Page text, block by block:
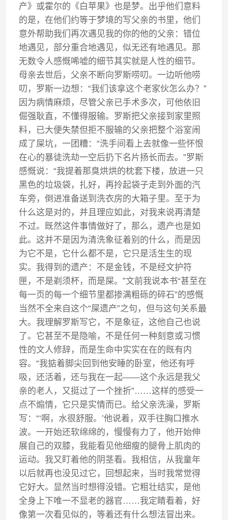
产》或霍尔的《白苹果》也是梦。出乎他们意料
的是，在他们约等于梦境的写父亲的书里，他们
意外帮助我们再次遇见我的你的他的父亲：错位
地遇见，部分重合地遇见，似无还有地遇见。那
无数令人感慨唏嘘的细节其实就是人性的细节。
母亲去世后，父亲不断向罗斯唠叨。一边听他唠
叨，罗斯一边想：“我们该拿这个老家伙怎么办？”
因为病情麻烦，尽管父亲已手术多次，可他依旧
倔强耿直，不懂得服输。罗斯把父亲接到家里照
料，已大便失禁但拒不服输的父亲把整个浴室闹
成了屎坑，一团糟：“洗手间看上去就像一些怀恨
在心的暴徒洗劫一空后扔下名片扬长而去。”罗斯
感慨说：“我提着那臭烘烘的枕套下楼，放进一只
黑色的垃圾袋，扎好，再拎起袋子走到外面的汽
车旁，倒进准备送到洗衣房的大箱子里。至于为
什么这是对的，并且理应如此，对我来说再清楚
不过。既然这件事情做好了，那么，遗产也是如
此。这并不是因为清洗象征着别的什么，而是因
为它不是，它什么都不是，它只是活生生的现
实。我得到的遗产：不是金钱，不是经文护符
匣，不是剃须杯，而是屎。”文前我说本书“甚至在
每一页的每一个细节里都掺满粗砾的碎石”的感慨
当然不全来自这个“屎遗产”之句，但与这句关系最
大。我理解罗斯写它，不是象征，这他自己也说
了。它甚至不是隐喻，不是任何一种刻意或习惯
性的文人修辞，而是生命中实实在在的既有内
容。“我掂着脚尖回到他安睡的卧室，他还有呼
吸，还活着，还与我在一起——这个永远是我父
亲的老人，又挺过了一个挫折”……这样的感受一
点不煽情，它只是实情而已。给父亲洗澡，罗斯
写：“‘啊，水很舒服。’他说着，双手往胸口推水
波。一开始还软绵绵的，慢慢有力了，他开始伸
展自己的双膝，我能看见他细瘦的腿骨上肌肉的
运动。我又盯着他的阴茎看。我相信，从我童年
以后就再也没见过它，回想起来，当时我常觉得
它好大。显然当时想得没错。它粗壮结实，是他
全身上下唯一不显老的器官……我定睛看着，好
像第一次看见似的，等着还有什么想法冒出来。